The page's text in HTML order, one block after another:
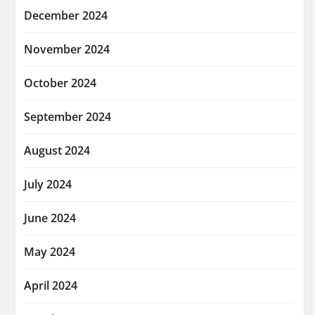
December 2024
November 2024
October 2024
September 2024
August 2024
July 2024
June 2024
May 2024
April 2024